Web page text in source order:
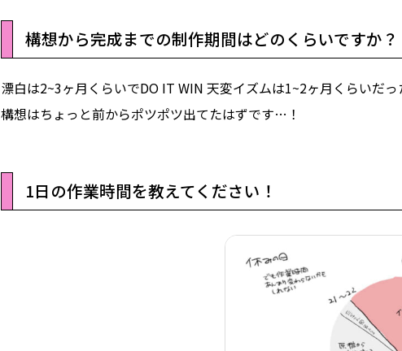
構想から完成までの制作期間はどのくらいですか？
漂白は2~3ヶ月くらいでDO IT WIN 天変イズムは1~2ヶ月くらいだっ
構想はちょっと前からポツポツ出てたはずです…！
1日の作業時間を教えてください！